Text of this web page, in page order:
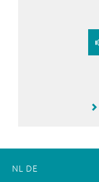
NL DE